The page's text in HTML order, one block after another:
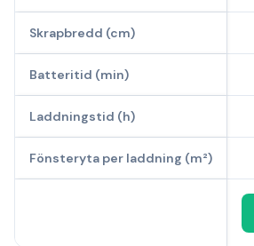
Skrapbredd (cm)
Batteritid (min)
Laddningstid (h)
Fönsteryta per laddning (m²)